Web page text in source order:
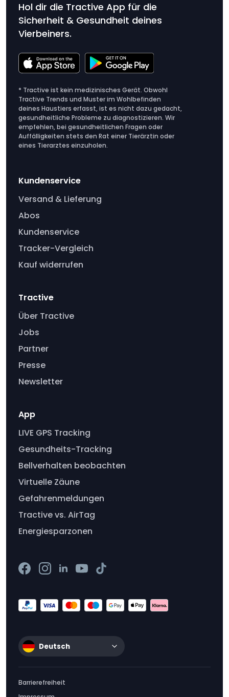
Hol dir die Tractive App für die
Sicherheit & Gesundheit deines
Vierbeiners.
* Tractive ist kein medizinisches Gerät. Obwohl
Tractive Trends und Muster im Wohlbefinden
deines Haustiers erfasst, ist es nicht dazu gedacht,
gesundheitliche Probleme zu diagnostizieren. Wir
empfehlen, bei gesundheitlichen Fragen oder
Auffälligkeiten stets den Rat einer Tierärztin oder
eines Tierarztes einzuholen.
Kundenservice
Versand & Lieferung
Abos
Kundenservice
Tracker-Vergleich
Kauf widerrufen
Tractive
Über Tractive
Jobs
Partner
Presse
Newsletter
App
LIVE GPS Tracking
Gesundheits-Tracking
Bellverhalten beobachten
Virtuelle Zäune
Gefahrenmeldungen
Tractive vs. AirTag
Energiesparzonen
Deutsch
Barrierefreiheit